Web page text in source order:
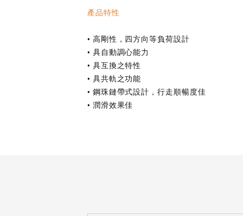
產品特性
• 高剛性，四方向等負荷設計
• 具自動調心能力
• 具互換之特性
• 具共軌之功能
• 鋼珠鏈帶式設計，行走順暢度佳
• 潤滑效果佳